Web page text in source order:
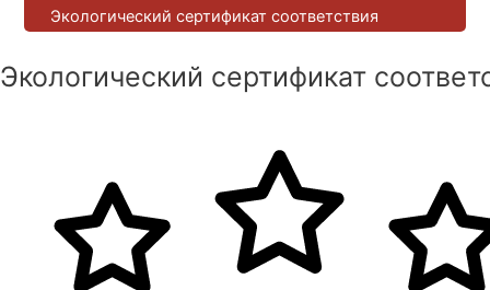
Экологический сертификат соответствия
Экологический сертификат